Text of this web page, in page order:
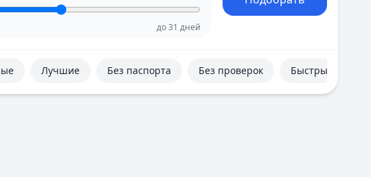
Е
Ижевск
Иркутск
до31 дней
Лучшие Без паспорта Без проверок Быстрые